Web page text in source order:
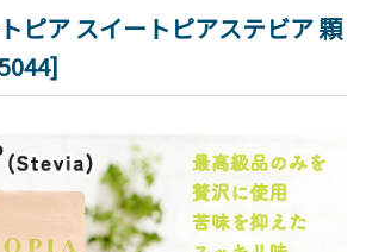
ピア スイートピアステビア 顆